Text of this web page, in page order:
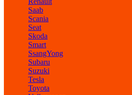
Saab
Scania
Seat
Skoda
Smart
SsangYong
Subaru
Suzuki
Tesla
Toyota